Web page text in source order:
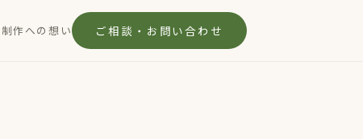
制作への想い ご相談・お問い合わせ